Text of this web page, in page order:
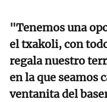
"Tenemos una
el txakoli, con
regala nuestro
en la que seamos
ventanita del